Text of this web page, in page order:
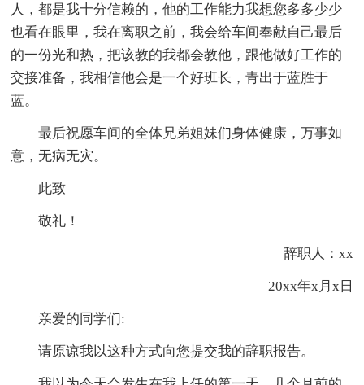
人，都是我十分信赖的，他的工作能力我想您多多少少
也看在眼里，我在离职之前，我会给车间奉献自己最后
的一份光和热，把该教的我都会教他，跟他做好工作的
交接准备，我相信他会是一个好班长，青出于蓝胜于
蓝。
最后祝愿车间的全体兄弟姐妹们身体健康，万事如
意，无病无灾。
此致
敬礼！
辞职人：xx
20xx年x月x日
亲爱的同学们:
请原谅我以这种方式向您提交我的辞职报告。